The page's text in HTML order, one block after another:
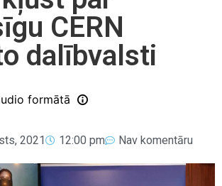
CERN
dalībvalsti
formātā
2021 12:00 pm Nav komentāru